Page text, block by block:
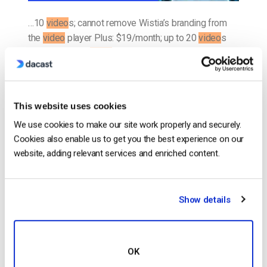
This website uses cookies
We use cookies to make our site work properly and securely.
Cookies also enable us to get you the best experience on our
website, adding relevant services and enriched content.
Show details
OK
…10 videos; cannot remove Wistia’s branding from
the video player Plus: $19/month; up to 20videos
freevideo
Posted in The video experts blog
Sistema de Gestão de Conteúdo (CMS)
O nosso poderoso CMS de